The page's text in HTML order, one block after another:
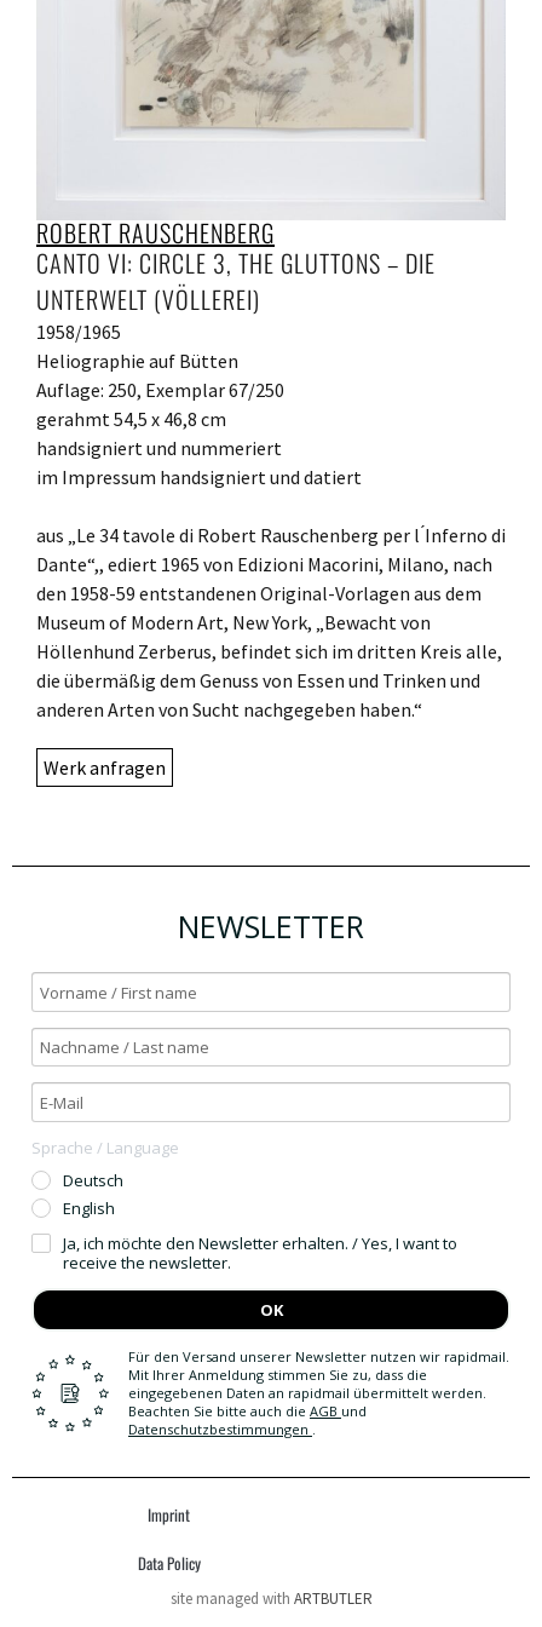
ROBERT RAUSCHENBERG
CANTO VI: CIRCLE 3, THE GLUTTONS – DIE
UNTERWELT (VÖLLEREI)
1958/1965
Heliographie auf Bütten
Auflage: 250, Exemplar 67/250
gerahmt 54,5 x 46,8 cm
handsigniert und nummeriert
im Impressum handsigniert und datiert
aus „Le 34 tavole di Robert Rauschenberg per l ́Inferno di
Dante“,, ediert 1965 von Edizioni Macorini, Milano, nach
den 1958-59 entstandenen Original-Vorlagen aus dem
Museum of Modern Art, New York, „Bewacht von
Höllenhund Zerberus, befindet sich im dritten Kreis alle,
die übermäßig dem Genuss von Essen und Trinken und
anderen Arten von Sucht nachgegeben haben.“
Werk anfragen
NEWSLETTER
Sprache / Language
Deutsch
English
Ja, ich möchte den Newsletter erhalten. / Yes, I want to
receive the newsletter.
OK
Für den Versand unserer Newsletter nutzen wir rapidmail.
Mit Ihrer Anmeldung stimmen Sie zu, dass die
eingegebenen Daten an rapidmail übermittelt werden.
Beachten Sie bitte auch die AGB und
Datenschutzbestimmungen .
Imprint
Data Policy
site managed with ARTBUTLER